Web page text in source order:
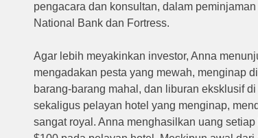
pengacara dan konsultan, dalam
National Bank dan Fortress.
Agar lebih meyakinkan investor, Anna
mengadakan pesta yang mewah, menginap
barang-barang mahal, dan liburan eksklusif di
sekaligus pelayan hotel yang menginap,
sangat royal. Anna menghasilkan uang